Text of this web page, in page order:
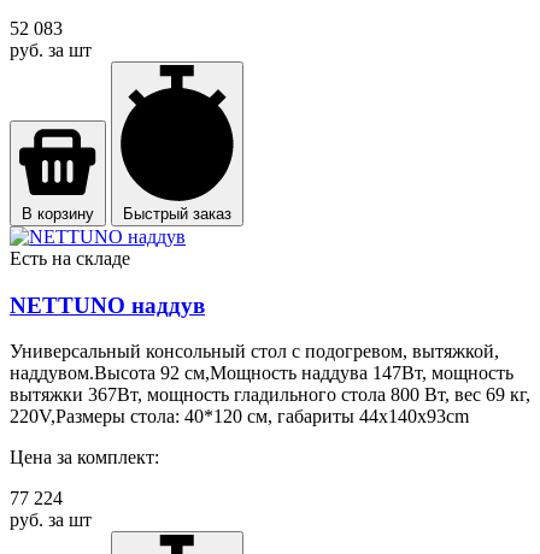
52 083
руб. за шт
В корзину Быстрый заказ
Есть на складе
NETTUNO наддув
Универсальный консольный стол с подогревом, вытяжкой,
наддувом.Высота 92 см,Мощность наддува 147Вт, мощность
вытяжки 367Вт, мощность гладильного стола 800 Вт, вес 69 кг,
220V,Размеры стола: 40*120 см, габариты 44x140x93cm
Цена за комплект:
77 224
руб. за шт